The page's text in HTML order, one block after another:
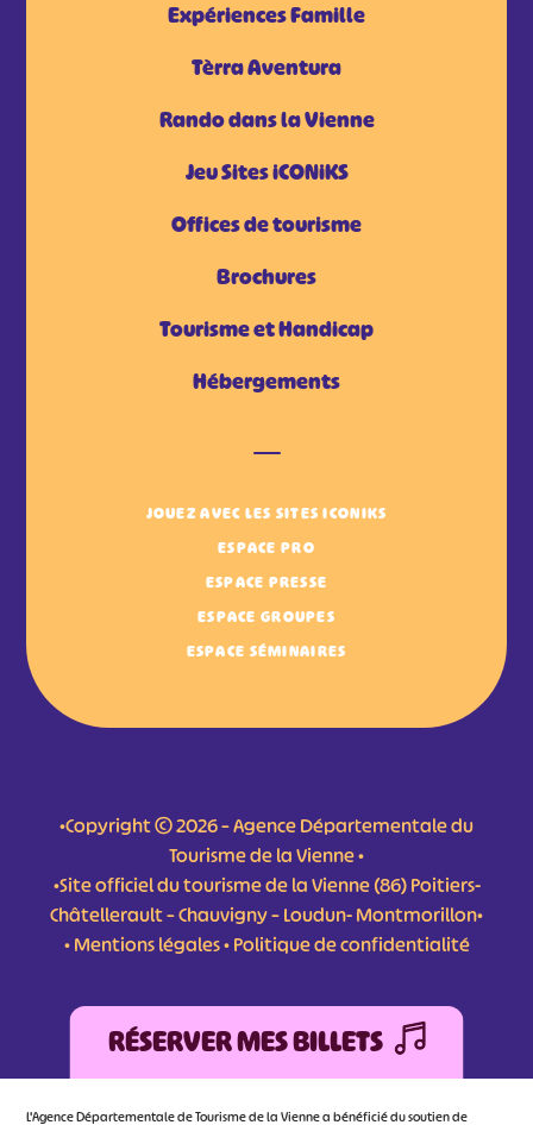
Expériences Famille
Tèrra Aventura
Rando dans la Vienne
Jeu Sites iCONiKS
Offices de tourisme
Brochures
Tourisme et Handicap
Hébergements
JOUEZ AVEC LES SITES ICONIKS
ESPACE PRO
ESPACE PRESSE
ESPACE GROUPES
ESPACE SÉMINAIRES
•Copyright © 2026 – Agence Départementale du
Tourisme de la Vienne •
•Site officiel du tourisme de la Vienne (86) Poitiers-
Châtellerault – Chauvigny – Loudun- Montmorillon•
•Mentions légales•Politique de confidentialité
RÉSERVER MES BILLETS
L'Agence Départementale de Tourisme de la Vienne a bénéficié du soutien de